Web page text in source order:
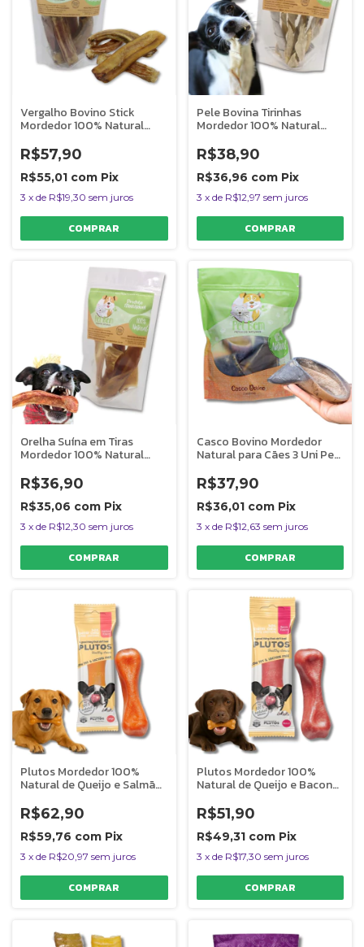
Vergalho Bovino Stick
Mordedor 100% Natural
R$57,90
R$55,01 com Pix
3 x de R$19,30 sem juros
Pele Bovina Tirinhas
Mordedor 100% Natural
R$38,90
R$36,96 com Pix
3 x de R$12,97 sem juros
Orelha Suína em Tiras
Mordedor 100% Natural
Unidades
R$36,90
R$35,06 com Pix
3 x de R$12,30 sem juros
Casco Bovino Mordedor
Natural para Cães 3 Uni Pet
R$37,90
R$36,01 com Pix
3 x de R$12,63 sem juros
Plutos Mordedor 100%
Natural de Queijo e Salmão
R$62,90
R$59,76 com Pix
3 x de R$20,97 sem juros
Plutos Mordedor 100%
Natural de Queijo e Bacon
R$51,90
R$49,31 com Pix
3 x de R$17,30 sem juros